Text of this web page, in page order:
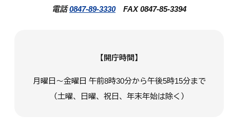
電話0847-89-3330FAX 0847-85-3394
【開庁時間】
月曜日～金曜日 午前8時30分から午後5時15分まで
（土曜、日曜、祝日、年末年始は除く）